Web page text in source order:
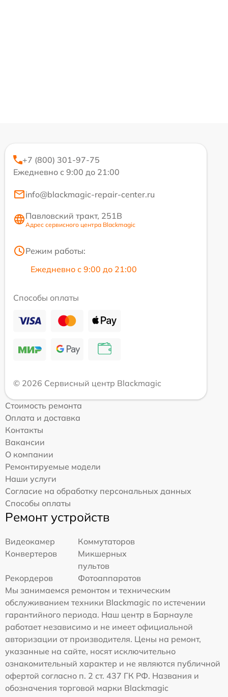
+7 (800) 301-97-75
Ежедневно с 9:00 до 21:00
info@blackmagic-repair-center.ru
Павловский тракт, 251В
Адрес сервисного центра Blackmagic
Режим работы:
Ежедневно с 9:00 до 21:00
Способы оплаты
© 2026 Сервисный центр Blackmagic
Стоимость ремонта
Оплата и доставка
Контакты
Вакансии
О компании
Ремонтируемые модели
Наши услуги
Согласие на обработку персональных данных
Способы оплаты
Ремонт устройств
Видеокамер
Коммутаторов
Конвертеров
Микшерных
пультов
Рекордеров
Фотоаппаратов
Мы занимаемся ремонтом и техническим
обслуживанием техники Blackmagic по истечении
гарантийного периода. Наш центр в Барнауле
работает независимо и не имеет официальной
авторизации от производителя. Цены на ремонт,
указанные на сайте, носят исключительно
ознакомительный характер и не являются публичной
офертой согласно п. 2 ст. 437 ГК РФ. Названия и
обозначения торговой марки Blackmagic